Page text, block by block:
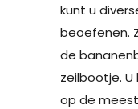
kunt u
beoefenen.
de
zeilbootje. U
op de meest